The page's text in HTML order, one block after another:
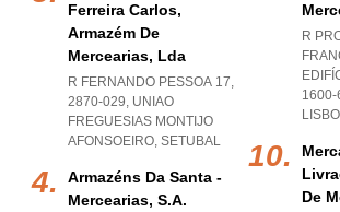
Ferreira Carlos,
Armazém De
Mercearias, Lda
R FERNANDO PESSOA 17,
2870-029, UNIAO
FREGUESIAS MONTIJO
AFONSOEIRO, SETUBAL
Armazéns Da Santa -
Mercearias, S.a.
R
1600-
De